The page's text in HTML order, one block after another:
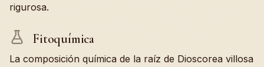
rigurosa.
Fitoquímica
La composición química de la raíz de Dioscorea villosa